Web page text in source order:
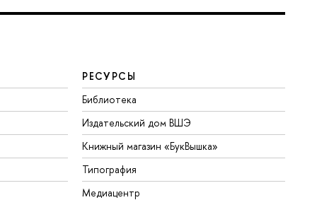
РЕСУРСЫ
Библиотека
Издательский дом ВШЭ
Книжный магазин «БукВышка»
Типография
Медиацентр